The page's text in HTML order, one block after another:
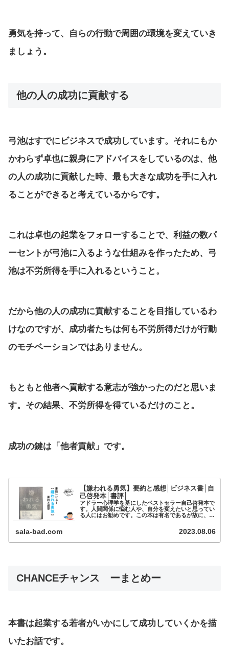
勇気を持って、自らの行動で周囲の環境を変えていき
ましょう。
他の人の成功に貢献する
弓池はすでにビジネスで成功しています。それにもか
かわらず卓也に親身にアドバイスをしているのは、他
の人の成功に貢献した時、最も大きな成功を手に入れ
ることができると考えているからです。
これは卓也の起業をフォローすることで、利益の数パ
ーセントが弓池に入るような仕組みを作ったため、弓
池は不労所得を手に入れるということ。
だから他の人の成功に貢献することを目指しているわ
けなのですが、成功者たちは何も不労所得だけが行動
のモチベーションではありません。
もともと他者へ貢献する意志が強かったのだと思いま
す。その結果、不労所得を得ているだけのこと。
成功の鍵は「他者貢献」です。
【嫌われる勇気】要約と感想│ビジネス書│自
己啓発本│書評│
アドラー心理学を基にしたベストセラー自己啓発本で
す。人間関係に悩む人や、自分を変えたいと思ってい
る人にはお勧めです。この本は有名であるが故に、ネ
sala-bad.com 2023.08.06
CHANCEチャンス ーまとめー
本書は起業する若者がいかにして成功していくかを描
いたお話です。